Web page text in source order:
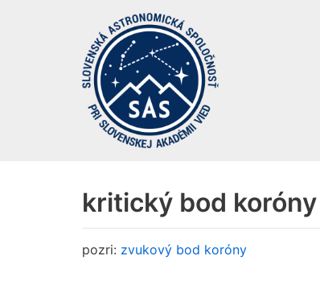
kritický bod koróny
pozri: zvukový bod koróny